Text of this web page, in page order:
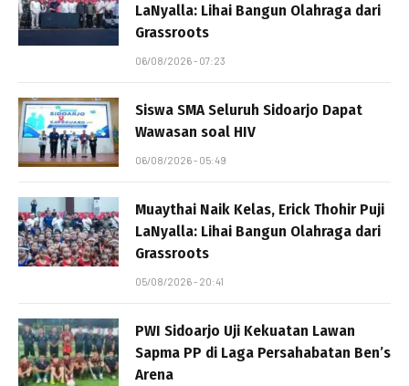
LaNyalla: Lihai Bangun Olahraga dari
Grassroots
06/08/2026 - 07:23
Siswa SMA Seluruh Sidoarjo Dapat
Wawasan soal HIV
06/08/2026 - 05:49
Muaythai Naik Kelas, Erick Thohir Puji
LaNyalla: Lihai Bangun Olahraga dari
Grassroots
05/08/2026 - 20:41
PWI Sidoarjo Uji Kekuatan Lawan
Sapma PP di Laga Persahabatan Ben’s
Arena